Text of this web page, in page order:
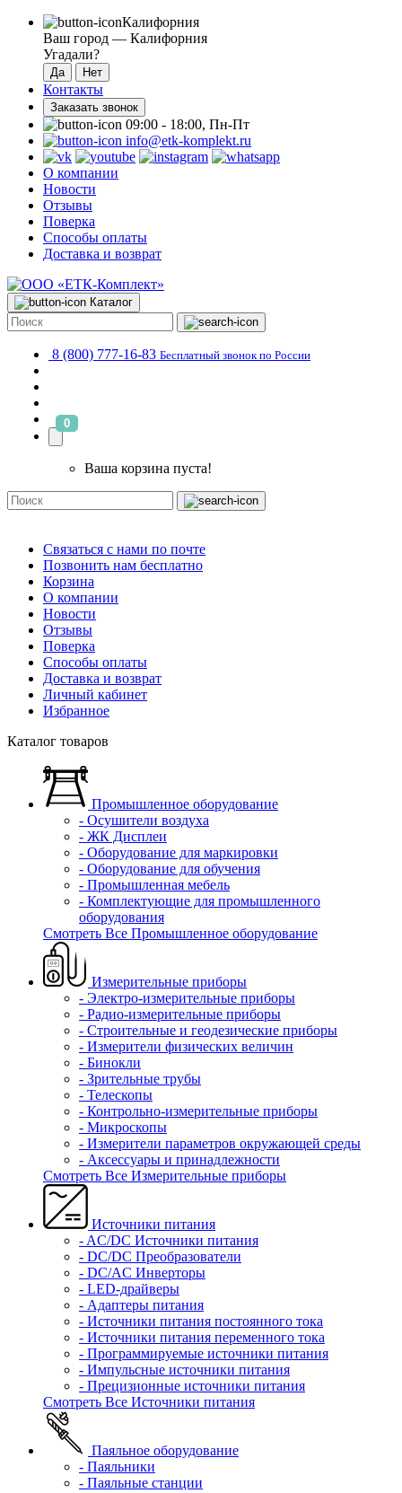
Калифорния
Ваш город — Калифорния
Угадали?
Контакты
Заказать звонок
09:00 - 18:00, Пн-Пт
info@etk-komplekt.ru
О компании
Новости
Отзывы
Поверка
Способы оплаты
Доставка и возврат
Каталог
8 (800) 777-16-83 Бесплатный звонок по России
0
Ваша корзина пуста!
Связаться с нами по почте
Позвонить нам бесплатно
Корзина
О компании
Новости
Отзывы
Поверка
Способы оплаты
Доставка и возврат
Личный кабинет
Избранное
Каталог товаров
Промышленное оборудование
- Осушители воздуха
- ЖК Дисплеи
- Оборудование для маркировки
- Оборудование для обучения
- Промышленная мебель
- Комплектующие для промышленного
оборудования
Смотреть Все Промышленное оборудование
Измерительные приборы
- Электро-измерительные приборы
- Радио-измерительные приборы
- Строительные и геодезические приборы
- Измерители физических величин
- Бинокли
- Зрительные трубы
- Телескопы
- Контрольно-измерительные приборы
- Микроскопы
- Измерители параметров окружающей среды
- Аксессуары и принадлежности
Смотреть Все Измерительные приборы
Источники питания
- AC/DC Источники питания
- DC/DC Преобразователи
- DC/AC Инверторы
- LED-драйверы
- Адаптеры питания
- Источники питания постоянного тока
- Источники питания переменного тока
- Программируемые источники питания
- Импульсные источники питания
- Прецизионные источники питания
Смотреть Все Источники питания
Паяльное оборудование
- Паяльники
- Паяльные станции